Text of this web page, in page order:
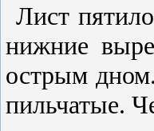
Лист
нижние
острым
пильчатые.